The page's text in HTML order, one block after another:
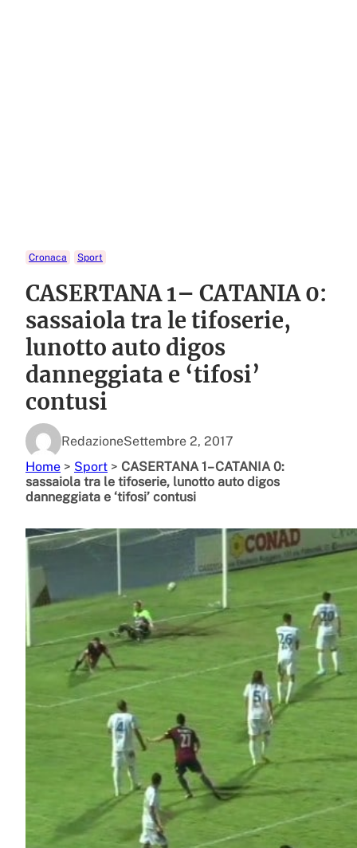
Cronaca Sport
CASERTANA 1– CATANIA 0:
sassaiola tra le tifoserie,
lunotto auto digos
danneggiata e ‘tifosi’
contusi
RedazioneSettembre 2, 2017
Home > Sport > CASERTANA 1– CATANIA 0:
sassaiola tra le tifoserie, lunotto auto digos
danneggiata e ‘tifosi’ contusi